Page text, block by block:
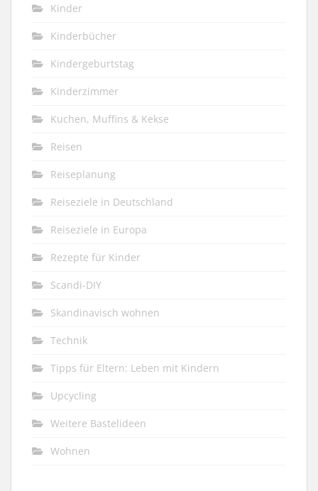
Kinder
Kinderbücher
Kindergeburtstag
Kinderzimmer
Kuchen, Muffins & Kekse
Reisen
Reiseplanung
Reiseziele in Deutschland
Reiseziele in Europa
Rezepte für Kinder
Scandi-DIY
Skandinavisch wohnen
Technik
Tipps für Eltern: Leben mit Kindern
Upcycling
Weitere Bastelideen
Wohnen